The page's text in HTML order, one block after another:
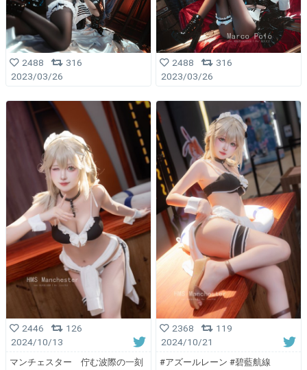
2488
316
2023/03/26
2488
316
2023/03/26
2446
126
2024/10/13
マンチェスター 佇む波際の一刻
2368
119
2024/10/21
#アズールレーン #碧藍航線